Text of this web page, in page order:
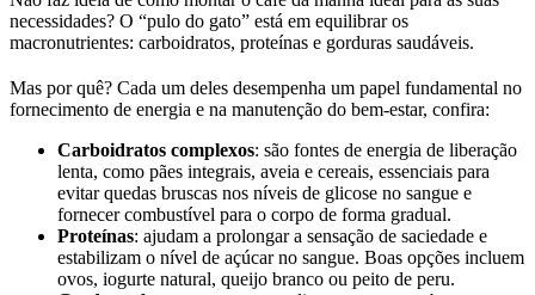
necessidades? O “pulo do gato” está em equilibrar os
macronutrientes: carboidratos, proteínas e gorduras saudáveis.
Mas por quê? Cada um deles desempenha um papel fundamental no
fornecimento de energia e na manutenção do bem-estar, confira:
Carboidratos complexos: são fontes de energia de liberação
lenta, como pães integrais, aveia e cereais, essenciais para
evitar quedas bruscas nos níveis de glicose no sangue e
fornecer combustível para o corpo de forma gradual.
Proteínas: ajudam a prolongar a sensação de saciedade e
estabilizam o nível de açúcar no sangue. Boas opções incluem
ovos, iogurte natural, queijo branco ou peito de peru.